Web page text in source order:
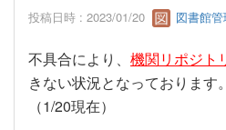
投稿日時 : 2023/01/20 図書館
不具合により、 機関リポジト
きない状況となっております。
（1/20現在）